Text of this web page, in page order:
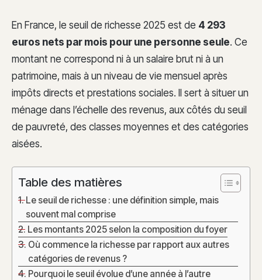
En France, le seuil de richesse 2025 est de 4 293
euros nets par mois pour une personne seule. Ce
montant ne correspond ni à un salaire brut ni à un
patrimoine, mais à un niveau de vie mensuel après
impôts directs et prestations sociales. Il sert à situer un
ménage dans l’échelle des revenus, aux côtés du seuil
de pauvreté, des classes moyennes et des catégories
aisées.
Table des matières
Le seuil de richesse : une définition simple, mais
souvent mal comprise
Les montants 2025 selon la composition du foyer
Où commence la richesse par rapport aux autres
catégories de revenus ?
Pourquoi le seuil évolue d’une année à l’autre